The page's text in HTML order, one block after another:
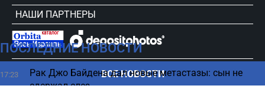
ПОСЛЕДНИЕ НОВОСТИ
17:23
Рак Джо Байдена дал новые метастазы: сын не
сдержал слез
ВСЕ НОВОСТИ
НАШИ ПАРТНЕРЫ
сursorinfo.co.il © Все права защищены